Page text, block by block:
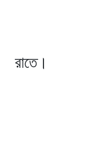
তার
শেষ
রাতে।